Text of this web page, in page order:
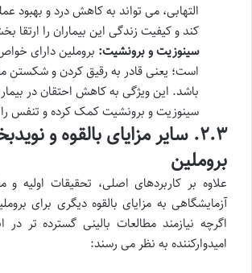
التهابی، می تواند به کاهش درد و بهبود
کند و کیفیت زندگی این بیماران را ارتقا
سینوزیت و برونشیت: بروملین دارای
است؛ یعنی قادر به رقیق کردن و شکستن
باشد. این ویژگی به کاهش احتقان در
سینوزیت و برونشیت کمک کرده و تنفس
۲.۳. سایر مزایای بالقوه و
بروملین
علاوه بر کاربردهای اصلی، تحقیقات اولیه و
آزمایشگاهی به مزایای بالقوه دیگری برای
اگرچه نیازمند مطالعات بالینی گسترده تر در
امیدوارکننده به نظر می رسند: